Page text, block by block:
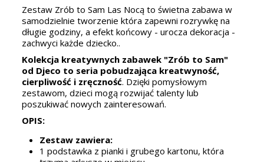
Zestaw Zrób to Sam Las Nocą to świetna zabawa w
samodzielnie tworzenie która zapewni rozrywkę na
długie godziny, a efekt końcowy - urocza dekoracja -
zachwyci każde dziecko..
Kolekcja kreatywnych zabawek "Zrób to Sam"
od Djeco to seria pobudzająca kreatwyność,
cierpliwość i zręczność. Dzięki pomysłowym
zestawom, dzieci mogą rozwijać talenty lub
poszukiwać nowych zainteresowań.
OPIS:
Zestaw zawiera:
1 podstawka z pianki i grubego kartonu, która